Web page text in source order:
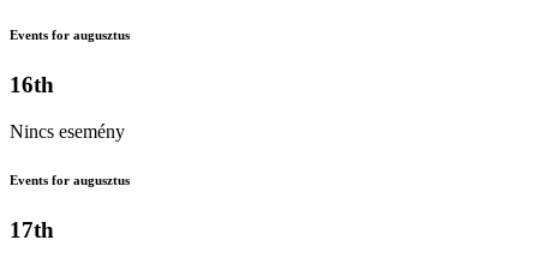
Events for augusztus
16th
Nincs esemény
Events for augusztus
17th